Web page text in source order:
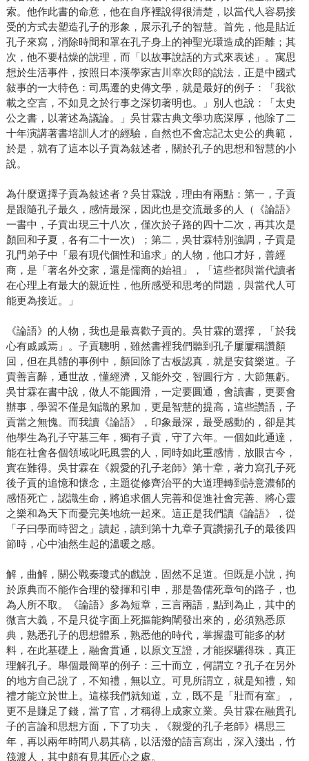
索。他作此書的命意，他在自序裡說得很清楚，以當代人容易接
受的方式去塑造孔子的形象，展示孔子的智慧。首先，他是貼近
孔子來寫，消除時間和罩在孔子身上的神聖光環造成的距離；其
次，他不要枯燥的說理，而「以故事說話的方式來表述」。寓思
想於生活事件，按照日本漢學家吉川幸次郎的說法，正是中國式
敍事的一大特色：司馬遷的史傳文學，就是最好的例子：「我欲
載之空言，不如見之於行事之深切著明也。」別人也說：「太史
公之書，以著述為議論。」吳甘霖古典文學功底深厚，他除了二
十年演講著書培訓人才的經驗，自然也不會忘記太史公的典範，
於是，就有了這本以子貢為敍述者，關於孔子的思想和智慧的小
說。
為什麼選擇子貢為敍述者？吳甘霖說，理由有兩點：第一，子貢
是跟隨孔子最久，感情最深，因此也是交流最多的人（《論語》
一書中，子貢出現三十八次，僅次於子路的四十二次，再其次是
顏回和子夏，各有二十一次）；第二，吳甘霖特別強調，子貢是
孔門弟子中「最有現代個性和追求」的人物，他口才好，善經
商，是「著名外交家，還是儒商的始祖」，「這些都與當代讀者
在心理上有最大的親近性，他所感受和思考的問題，與當代人可
能更為接近。」
《論語》的人物，我也是最喜歡子貢的。吳甘霖的選擇，「於我
心有戚戚焉」。子貢聰明，雖然書裡我們聽到孔子屢屢稱讚顏
回，但在具體的事例中，顏回除了古板認真，就是安貧樂道。子
貢善言辭，通世故，懂經濟，又能外交，智圓行方，大節無虧。
吳甘霖在書中說，做人不能圓滑，一定要圓通，會讀書，更要會
辦事，學習不僅是知識的累加，更是智慧的提高，這些讚語，子
貢當之無愧。而我讀《論語》，印象最深，最受感動的，卻是其
他學生為孔子守墓三年，獨有子貢，守了六年。一個如此通達，
能在社會各個領域叱吒風雲的人，同時如此重感情，放眼古今，
實在難得。吳甘霖在《親愛的孔子老師》第十章，著力寫孔子死
後子貢的追憶和懷念，主題從修齊治平的大道理轉到詩意濃郁的
感悟死亡，認識生命，將追求個人完善和促進社會完善、將心靈
之樂和為天下而憂完美地統一起來。這正是我們讀《論語》，從
「子曰學而時習之」讀起，讀到第十九章子貢讚揚孔子的最後四
節時，心中油然生起的溫暖之感。
解，曲解，關公戰秦瓊式的戲說，固然不足道。但既是小說，拘
於原典而不能作合理的發揮和引申，那是魯儒死章句的路子，也
為人所不取。《論語》多為短章，三言兩語，點到為止，其中的
微言大義，不是只從字面上死摳能夠闡發出來的，必須熟悉原
典，熟悉孔子的思想體系，熟悉他的時代，掌握盡可能多的材
料，在此基礎上，融會貫通，以原文互證，才能探驪得珠，真正
理解孔子。舉個最簡單的例子：三十而立，何謂立？孔子在另外
的地方自己說了，不知禮，無以立。可見所謂立，就是知禮，知
禮才能立於世上。這樣我們就知道，立，既不是「壯而有室」，
更不是賺足了錢，當了官，才稱得上成家立業。吳甘霖在融貫孔
子的言論和思想方面，下了功夫，《親愛的孔子老師》構思三
年，再以兩年時間八易其稿，以活潑的語言寫出，深入淺出，竹
筏渡人，其中頗有見其匠心之處。